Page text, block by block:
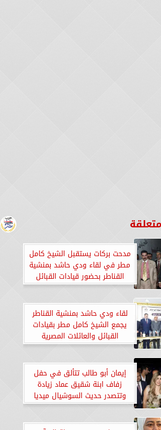
مدحت بركات يستقبل الشيخ كامل
مطر في لقاء ودي حاشد بمنشية
القناطر بحضور قيادات القبائل
والعائلات المصرية
لقاء ودي حاشد بمنشية القناطر
يجمع الشيخ كامل مطر بقيادات
القبائل والعائلات المصرية
إيمان أبو طالب تتألق في حفل
زفاف ابنة شقيق عماد زيادة
وتتصدر حديث السوشيال ميديا